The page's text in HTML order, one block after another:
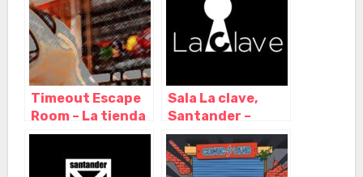
Timeout Escape
Room – La tienda
de Cómics,
Cantabria
Sala La clave,
Santander –
Cantabria